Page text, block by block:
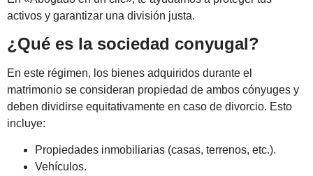
activos y garantizar una división justa.
¿Qué es la sociedad conyugal?
En este régimen, los bienes adquiridos durante el
matrimonio se consideran propiedad de ambos cónyuges y
deben dividirse equitativamente en caso de divorcio. Esto
incluye:
Propiedades inmobiliarias (casas, terrenos, etc.).
Vehículos.